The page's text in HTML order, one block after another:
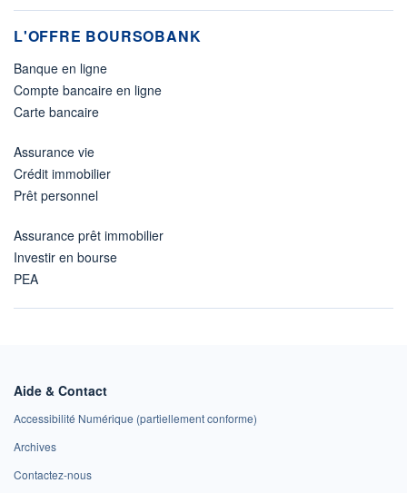
L'OFFRE BOURSOBANK
Banque en ligne
Compte bancaire en ligne
Carte bancaire
Assurance vie
Crédit immobilier
Prêt personnel
Assurance prêt immobilier
Investir en bourse
PEA
Aide & Contact
Accessibilité Numérique (partiellement conforme)
Archives
Contactez-nous